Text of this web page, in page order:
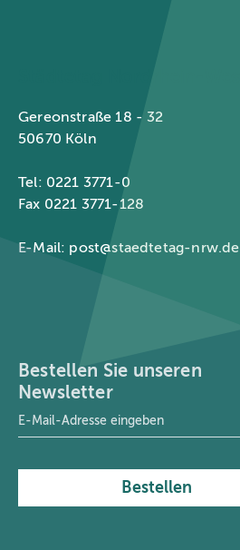
Gereonstraße 18 - 32
50670 Köln
Tel: 0221 3771-0
Fax 0221 3771-128
E-Mail: post@staedtetag-nrw.de
Bestellen Sie unseren
Newsletter
E-Mail-Adresse
Bestellen